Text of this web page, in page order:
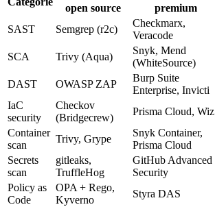
open source
premium
SAST
Semgrep (r2c)
Checkmarx,
Veracode
SCA Trivy (Aqua)
Snyk, Mend
(WhiteSource)
DAST OWASP ZAP
Burp Suite
Enterprise, Invicti
IaC
security
Checkov
(Bridgecrew)
Prisma Cloud, Wiz
Container
scan
Trivy, Grype
Snyk Container,
Prisma Cloud
Secrets
scan
gitleaks,
TruffleHog
GitHub Advanced
Security
Policy as
Code
OPA + Rego,
Kyverno
Styra DAS